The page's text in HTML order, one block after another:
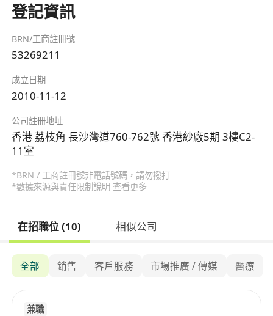
登記資訊
BRN/工商註冊號
53269211
成立日期
2010-11-12
公司註冊地址
香港 荔枝角 長沙灣道760-762號 香港紗廠5期 3樓C2-
11室
*BRN / 工商註冊號非電話號碼，請勿撥打
*數據來源與責任限制說明 查看更多
在招職位 (10) 相似公司
全部 銷售 客戶服務 市場推廣 / 傳媒 醫療
兼職